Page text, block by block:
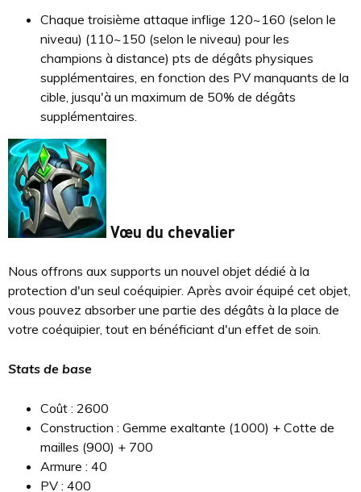
Chaque troisième attaque inflige 120~160 (selon le
niveau) (110~150 (selon le niveau) pour les
champions à distance) pts de dégâts physiques
supplémentaires, en fonction des PV manquants de la
cible, jusqu'à un maximum de 50% de dégâts
supplémentaires.
Vœu du chevalier
Nous offrons aux supports un nouvel objet dédié à la
protection d'un seul coéquipier. Après avoir équipé cet objet,
vous pouvez absorber une partie des dégâts à la place de
votre coéquipier, tout en bénéficiant d'un effet de soin.
Stats de base
Coût : 2600
Construction : Gemme exaltante (1000) + Cotte de
mailles (900) + 700
Armure : 40
PV : 400